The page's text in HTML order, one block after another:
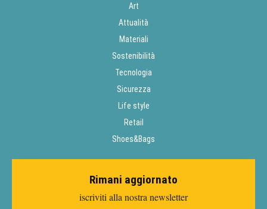
Art
Attualità
Materiali
Sostenibilità
Tecnologia
Sicurezza
Life style
Retail
Shoes&Bags
Rimani aggiornato
iscriviti alla nostra newsletter